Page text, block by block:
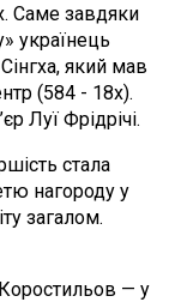
Саме завдяки
українець
який мав
(584 - 18x).
Луї Фрідрічі.
стала
нагороду у
загалом.
— у